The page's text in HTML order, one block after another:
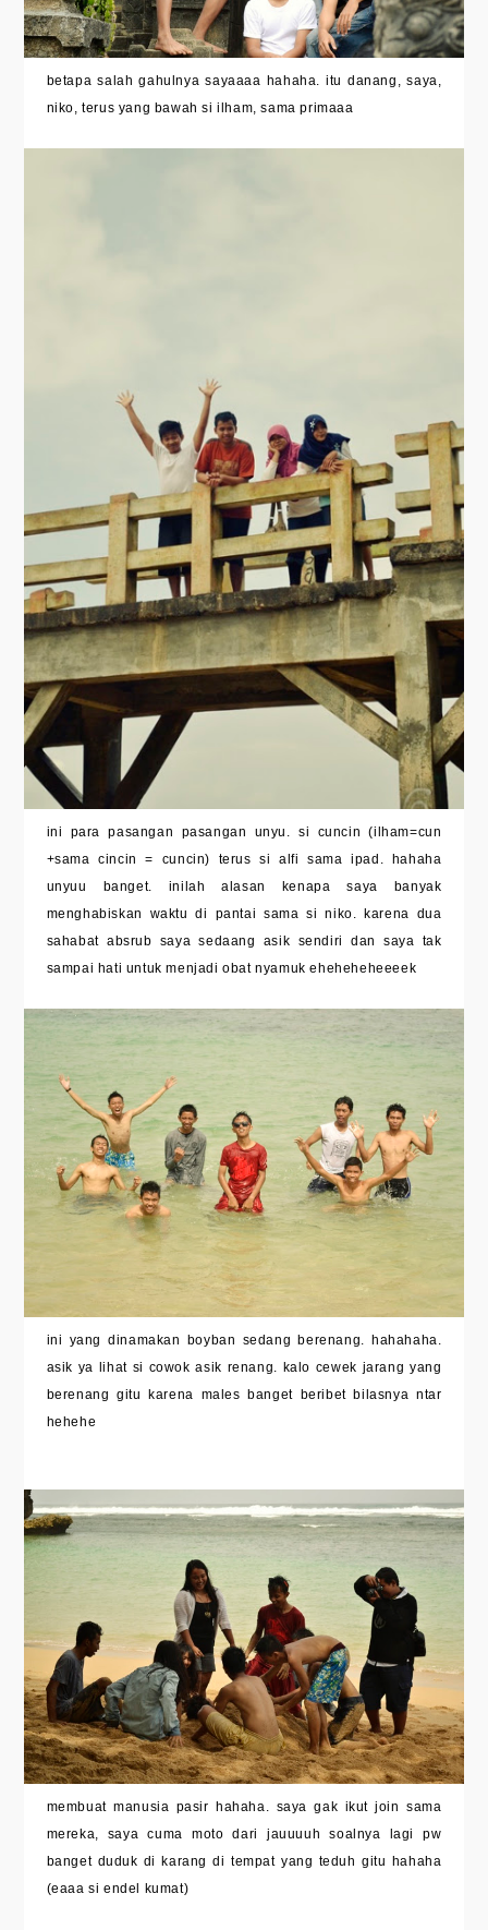
betapa salah gahulnya sayaaaa hahaha. itu danang, saya,
niko, terus yang bawah si ilham, sama primaaa
ini para pasangan pasangan unyu. si cuncin (ilham=cun
+sama cincin = cuncin) terus si alfi sama ipad. hahaha
unyuu banget. inilah alasan kenapa saya banyak
menghabiskan waktu di pantai sama si niko. karena dua
sahabat absrub saya sedaang asik sendiri dan saya tak
sampai hati untuk menjadi obat nyamuk eheheheheeeek
ini yang dinamakan boyban sedang berenang. hahahaha.
asik ya lihat si cowok asik renang. kalo cewek jarang yang
berenang gitu karena males banget beribet bilasnya ntar
hehehe
membuat manusia pasir hahaha. saya gak ikut join sama
mereka, saya cuma moto dari jauuuuh soalnya lagi pw
banget duduk di karang di tempat yang teduh gitu hahaha
(eaaa si endel kumat)